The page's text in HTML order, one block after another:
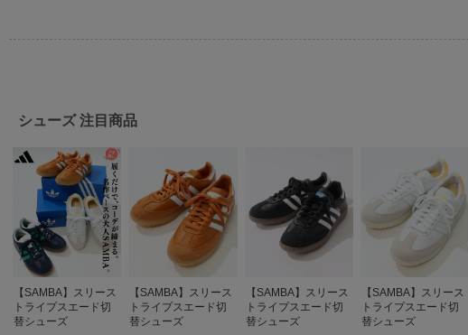
シューズ注目商品
【SAMBA】スリース
トライプスエード切
替シューズ
【SAMBA】スリース
トライプスエード切
替シューズ
【SAMBA】スリース
トライプスエード切
替シューズ
【SAMBA】スリース
トライプスエード切
替シューズ